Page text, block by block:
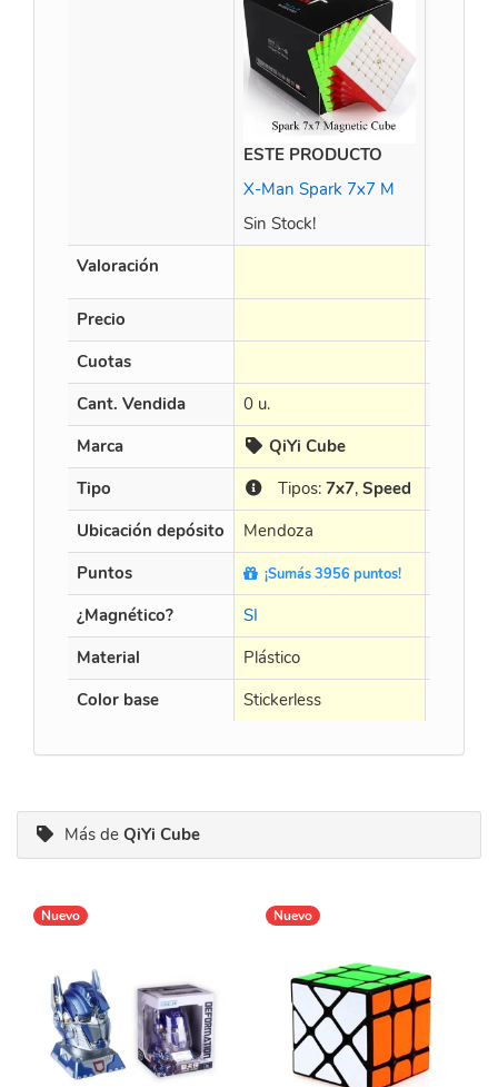
ESTE PRODUCTO
X-Man Spark 7x7 M
Sin Stock!
Valoración
Precio
Cuotas
Cant. Vendida 0 u.
Marca QiYi Cube
Tipo
Tipos: 7x7, Speed
Ubicación depósito
Mendoza
Puntos
¡Sumás 3956 puntos!
¿Magnético? SI
Material
Plástico
Color base
Stickerless
Más de QiYi Cube
Nuevo Nuevo